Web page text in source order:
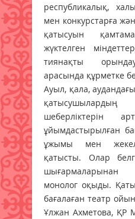
республикалық,
мен конкурстарға
қатысуын
жүктелген
тиянақты
арасында құрметке
Ауыл, қала,
шеберліктерін
ұйымдастырылған
ұжымы мен
қатысты. Олар
монолог оқыды.
бағалаған театр
Ұлжан Ахметова, ҚР